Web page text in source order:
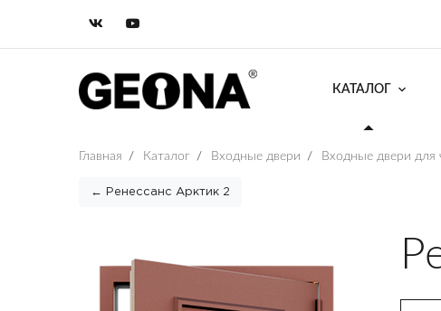
КАТАЛОГ
Главная / Каталог / Входные двери / Входные двери для
← Ренессанс Арктик 2